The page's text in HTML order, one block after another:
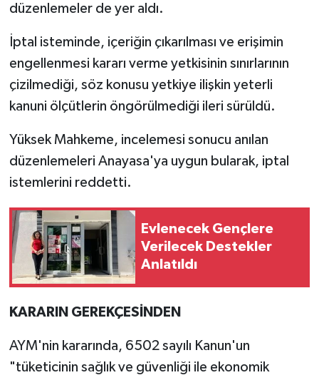
düzenlemeler de yer aldı.
İptal isteminde, içeriğin çıkarılması ve erişimin
engellenmesi kararı verme yetkisinin sınırlarının
çizilmediği, söz konusu yetkiye ilişkin yeterli
kanuni ölçütlerin öngörülmediği ileri sürüldü.
Yüksek Mahkeme, incelemesi sonucu anılan
düzenlemeleri Anayasa'ya uygun bularak, iptal
istemlerini reddetti.
Evlenecek Gençlere
Verilecek Destekler
Anlatıldı
KARARIN GEREKÇESİNDEN
AYM'nin kararında, 6502 sayılı Kanun'un
"tüketicinin sağlık ve güvenliği ile ekonomik